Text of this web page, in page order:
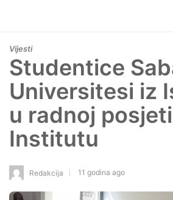
Vijesti
Studentice
Universitesi iz
u radnoj posjeti
Institutu
Redakcija 11 godina ago